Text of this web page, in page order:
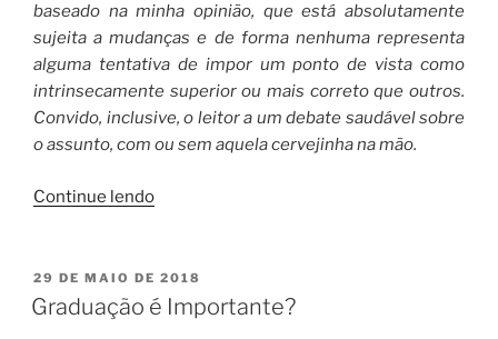
baseado na minha opinião, que está absolutamente
sujeita a mudanças e de forma nenhuma representa
alguma tentativa de impor um ponto de vista como
intrinsecamente superior ou mais correto que outros.
Convido, inclusive, o leitor a um debate saudável sobre
o assunto, com ou sem aquela cervejinha na mão.
Continue lendo“Somos
somos”
PUBLICADO
EM
29 DE MAIO DE 2018
Graduação é Importante?